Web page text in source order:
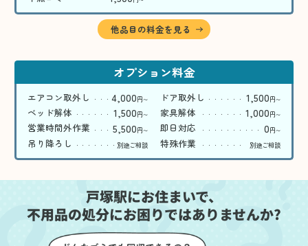
他品目の料金を見る
オプション料金
エアコン取外し 4,000円〜 ドア取外し 1,500円〜
ベッド解体 1,500円〜 家具解体 1,000円〜
営業時間外作業 5,500円〜 即日対応 0円〜
吊り降ろし 別途ご相談 特殊作業 別途ご相談
戸塚駅にお住まいで、
不用品の処分にお困りではありませんか?